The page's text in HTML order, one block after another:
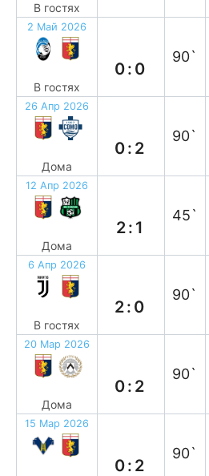
В гостях
2 Май 2026
В гостях
0:0
90`
26 Апр 2026
Дома
0:2
90`
12 Апр 2026
Дома
2:1
45`
6 Апр 2026
В гостях
2:0
90`
20 Мар 2026
Дома
0:2
90`
15 Мар 2026
0:2
90`